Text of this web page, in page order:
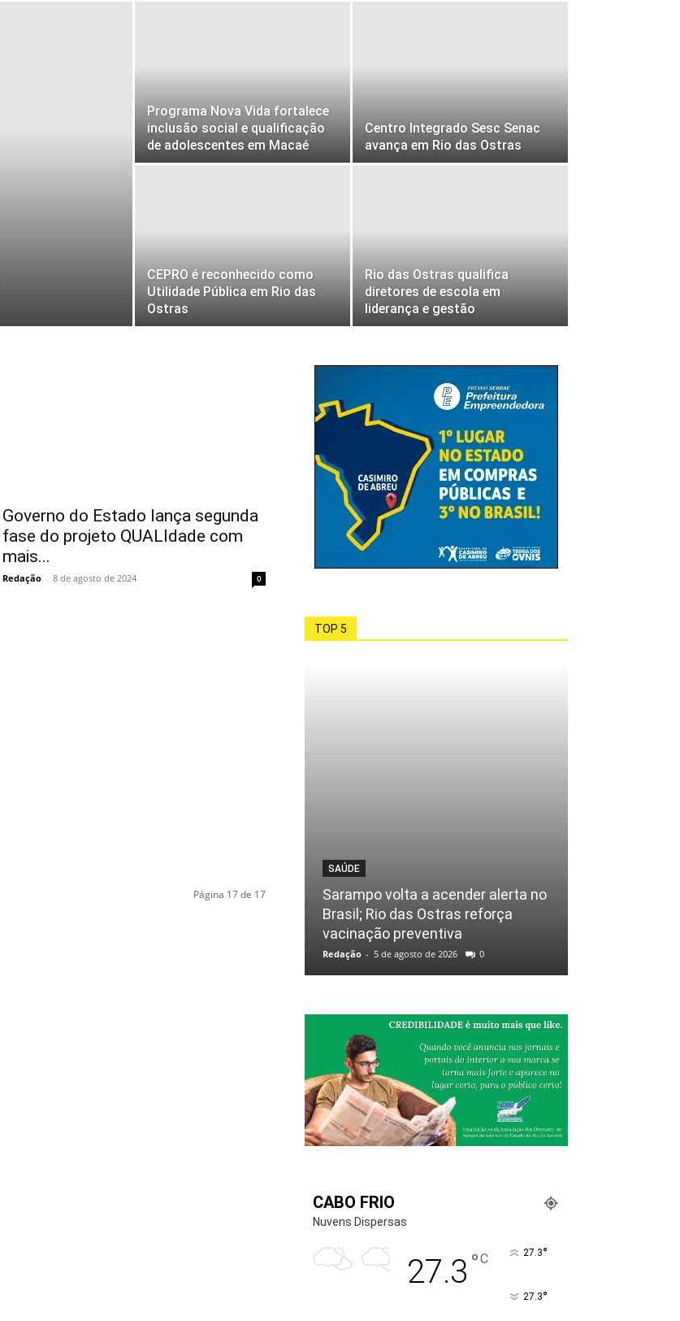
Programa Nova Vida fortalece
inclusão social e qualificação
de adolescentes em Macaé
Centro Integrado Sesc Senac
avança em Rio das Ostras
CEPRO é reconhecido como
Utilidade Pública em Rio das
Ostras
Rio das Ostras qualifica
diretores de escola em
liderança e gestão
Governo do Estado lança segunda
fase do projeto QUALIdade com
mais...
Redação - 8 de agosto de 2024 0
Página 17 de 17
TOP 5
SAÚDE
Sarampo volta a acender alerta no
Brasil; Rio das Ostras reforça
vacinação preventiva
Redação - 5 de agosto de 2026 0
CABO FRIO
Nuvens Dispersas
27.3 °C 27.3°
27.3°